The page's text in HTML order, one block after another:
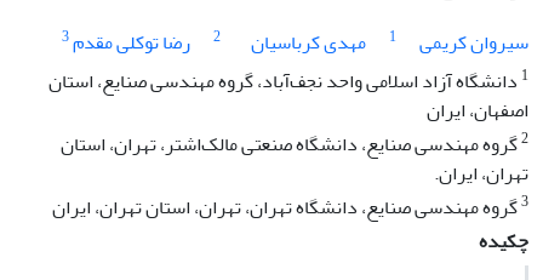
سیروان کریمی
1 مهدی کرباسیان 2 رضا توکلی مقدم3
1 دانشگاه آزاد اسلامی واحد نجف‌آباد، گروه مهندسی صنایع، استان
اصفهان، ایران
2گروه مهندسی صنایع، دانشگاه صنعتی مالک‌اشتر، تهران، استان
تهران، ایران.
3گروه مهندسی صنایع، دانشگاه تهران، تهران، استان تهران، ایران
چکیده